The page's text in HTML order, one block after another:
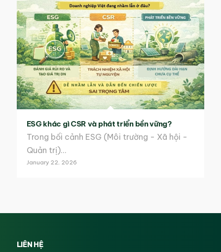
ESG khác gì CSR và phát triển bền vững?
Trong bối cảnh ESG (Môi trường - Xã hội -
Quản trị)…
January 22, 2026
LIÊN HỆ